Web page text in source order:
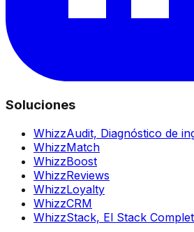
Soluciones
WhizzAudit, Diagnóstico de
WhizzMatch
WhizzBoost
WhizzReviews
WhizzLoyalty
WhizzCRM
WhizzStack, El Stack